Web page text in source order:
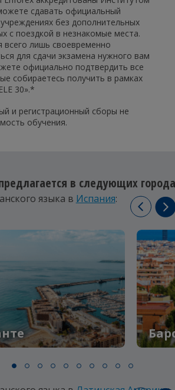
сдавать официальный
без дополнительных
с поездкой в незнакомые места.
всего лишь своевременно
для сдачи экзамена нужного вам
официально подтвердить все
собираетесь получить в рамках
30».*
и регистрационный сборы не
обучения.
в следующих
языка в Испания: